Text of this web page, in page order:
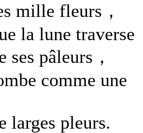
fleurs，
lune traverse
pâleurs，
comme une
pleurs.